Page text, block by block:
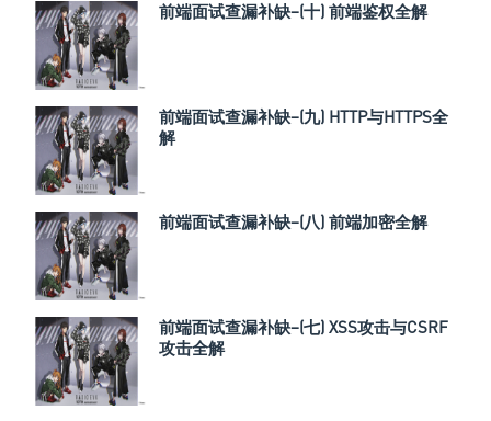
前端面试查漏补缺–(十) 前端鉴权全解
前端面试查漏补缺–(九) HTTP与HTTPS全
解
前端面试查漏补缺–(八) 前端加密全解
前端面试查漏补缺–(七) XSS攻击与CSRF
攻击全解